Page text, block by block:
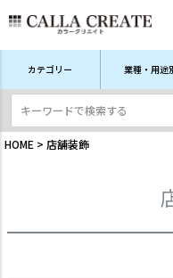
注文
カテゴリー 業種・用途
HOME 店舗装飾